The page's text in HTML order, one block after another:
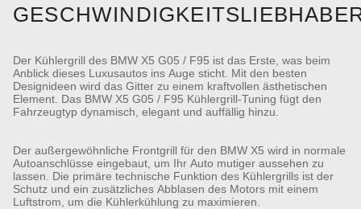
Der Kühlergrill des BMW X5 G05 / F95 ist das Erste, was beim
Anblick dieses Luxusautos ins Auge sticht. Mit den besten
Designideen wird das Gitter zu einem kraftvollen ästhetischen
Element. Das BMW X5 G05 / F95 Kühlergrill-Tuning fügt den
Fahrzeugtyp dynamisch, elegant und auffällig hinzu.
Der außergewöhnliche Frontgrill für den BMW X5 wird in normale
Autoanschlüsse eingebaut, um Ihr Auto mutiger aussehen zu
lassen. Die primäre technische Funktion des Kühlergrills ist der
Schutz und ein zusätzliches Abblasen des Motors mit einem
Luftstrom, um die Kühlerkühlung zu maximieren.